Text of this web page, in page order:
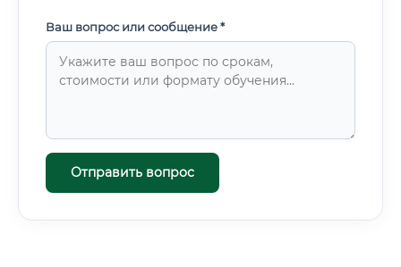
Ваш вопрос или сообщение *
Отправить вопрос